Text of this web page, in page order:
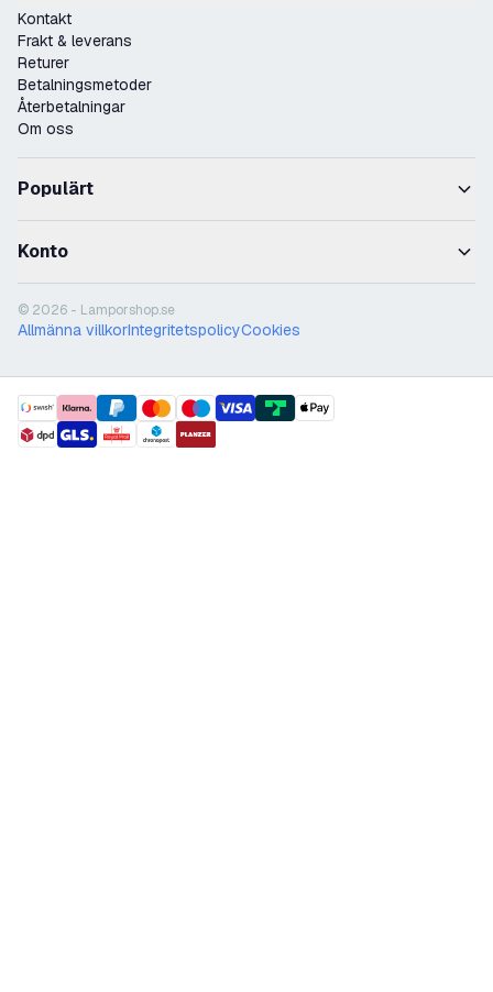
Kontakt
Frakt & leverans
Returer
Betalningsmetoder
Återbetalningar
Om oss
Populärt
Konto
© 2026 - Lamporshop.se
Allmänna villkorIntegritetspolicyCookies
payment methods
shipment methods